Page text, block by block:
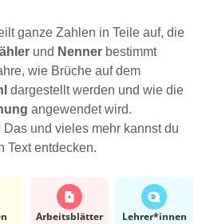
ganze Zahlen in Teile auf, die
und Nenner bestimmt
wie Brüche auf dem
dargestellt werden und wie die
angewendet wird.
Das und vieles mehr kannst du
Text entdecken.
Arbeits­blätter Lehrer*​innen